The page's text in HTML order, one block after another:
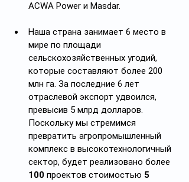
ACWA Power и Masdar.
Наша страна занимает 6 место в
мире по площади
сельскохозяйственных угодий,
которые составляют более 200
млн га. За последние 6 лет
отраслевой экспорт удвоился,
превысив 5 млрд долларов.
Поскольку мы стремимся
превратить агропромышленный
комплекс в высокотехнологичный
сектор, будет реализовано более
100 проектов стоимостью 5